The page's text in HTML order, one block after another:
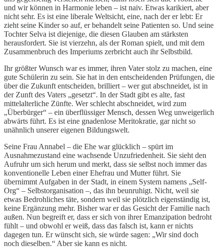
und wir können in Harmonie leben – ist naiv. Etwas karikiert, aber
nicht sehr. Es ist eine liberale Weltsicht, eine, nach der er lebt: Er
zieht seine Kinder so auf, er behandelt seine Patienten so. Und seine
Tochter Selva ist diejenige, die diesen Glauben am stärksten
herausfordert. Sie ist vierzehn, als der Roman spielt, und mit dem
Zusammenbruch des Imperiums zerbricht auch ihr Selbstbild.
Ihr größter Wunsch war es immer, ihren Vater stolz zu machen, eine
gute Schülerin zu sein. Sie hat in den entscheidenden Prüfungen, die
über die Zukunft entscheiden, brilliert – wer gut abschneidet, ist in
der Zunft des Vaters „gesetzt“. In der Stadt gibt es alte, fast
mittelalterliche Zünfte. Wer schlecht abschneidet, wird zum
„Überbürger“ – ein überflüssiger Mensch, dessen Weg unweigerlich
abwärts führt. Es ist eine gnadenlose Meritokratie, gar nicht so
unähnlich unserer eigenen Bildungswelt.
Seine Frau Annabel – die Ehe war glücklich – spürt im
Ausnahmezustand eine wachsende Unzufriedenheit. Sie sieht den
Aufruhr um sich herum und merkt, dass sie selbst noch immer das
konventionelle Leben einer Ehefrau und Mutter führt. Sie
übernimmt Aufgaben in der Stadt, in einem System namens „Self-
Org“ – Selbstorganisation –, das ihn beunruhigt. Nicht, weil sie
etwas Bedrohliches täte, sondern weil sie plötzlich eigenständig ist,
keine Ergänzung mehr. Bisher war er das Gesicht der Familie nach
außen. Nun begreift er, dass er sich von ihrer Emanzipation bedroht
fühlt – und obwohl er weiß, dass das falsch ist, kann er nichts
dagegen tun. Er wünscht sich, sie würde sagen: „Wir sind doch
noch dieselben.“ Aber sie kann es nicht.